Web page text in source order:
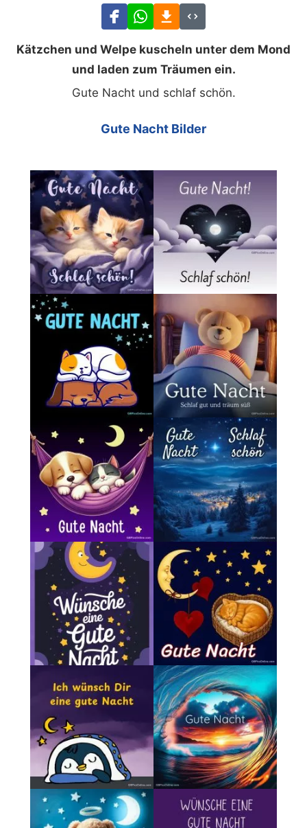
Kätzchen und Welpe kuscheln unter dem Mond
und laden zum Träumen ein.
Gute Nacht und schlaf schön.
Gute Nacht Bilder